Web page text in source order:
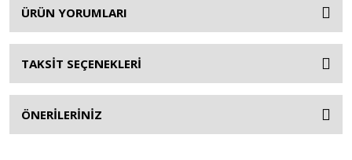
ÜRÜN YORUMLARI
TAKSİT SEÇENEKLERİ
ÖNERİLERİNİZ